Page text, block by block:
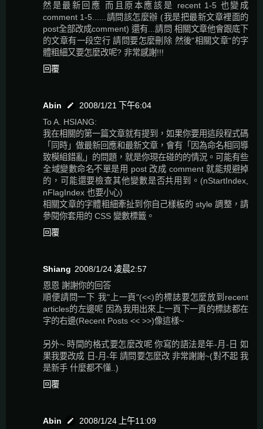
然是最新回應 而且原本應該是 recent 1-5 也變成
comment 1-5......請問該怎麼辦 (我是把最新文章裡面的
post全部改成comment) 還有...請問 相關文章他會跟底下
的文章有一段空行 請問要怎麼刪除 然後"相關文章"的字
體粗細又要怎麼改呢? 非常感謝!!!
回覆
Abin
2008/1/21 下午6:04
To A. HSIANG:
我在相關的第一篇文章就有提到，如果你要用這段程式碼
「同時」做最新回應和最新文章，會有「因為命名相同導
致模組錯亂」的問題，就是你現在碰的的情況。可能有些
全域變數命名不單是用 post 改成 comment 就能規避掉
的，可能還要檢查其他變數是否共用到。(nStartIndex,
nFlagIndex 也要小心)
相關文章的字體粗細牽扯到你自己樣板的 style 調整，請
參閱你套用的 CSS 變數標籤。
回覆
Shiang 2008/1/24 凌晨2:57
恩恩 謝謝你的回答
順便請問一下 我"上一頁"(<<)的標誌要怎麼放到recent
articles的左邊呢 因為我用出來上一頁下一頁的標誌都在
字的右邊(Recent Posts << >>)像這樣~
另外~ 時間的格式要怎麼改呢 你寫的語法是年-月-日 如
果我要改成 日-月-年 請問要怎麼改 非常謝謝~(對不起 我
是新手 什麼都不懂..)
回覆
Abin
2008/1/24 上午11:09